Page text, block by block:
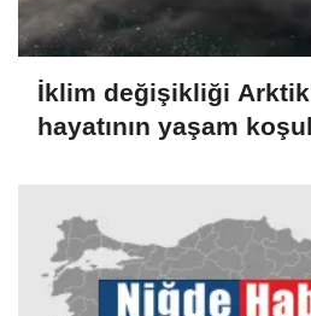
İklim değişikliği
hayatının yaşam